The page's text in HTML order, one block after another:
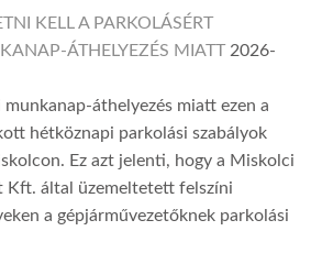
KELL A PARKOLÁSÉRT
ÁTHELYEZÉS MIATT 2026-
áthelyezés miatt ezen a
hétköznapi parkolási szabályok
Ez azt jelenti, hogy a Miskolci
Kft. által üzemeltetett felszíni
a gépjárművezetőknek parkolási